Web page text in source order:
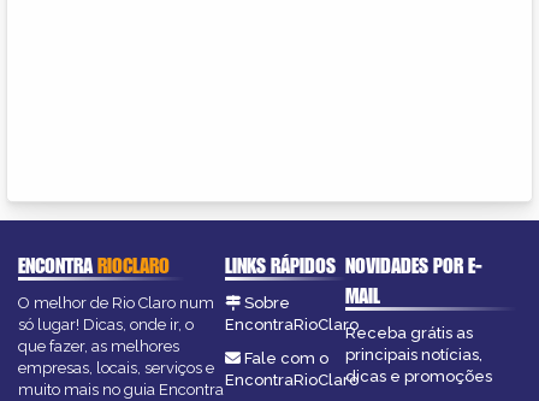
ENCONTRARIOCLARO
O melhor de Rio Claro num
só lugar! Dicas, onde ir, o
que fazer, as melhores
empresas, locais, serviços e
muito mais no guia Encontra
LINKS RÁPIDOS
Sobre
EncontraRioClaro
Fale com o
EncontraRioClaro
NOVIDADES POR E-
MAIL
Receba grátis as
principais notícias,
dicas e promoções